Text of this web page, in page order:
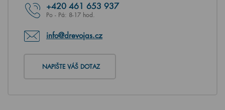
+420 461 653 937
Po - Pá: 8-17 hod.
info@drevojas.cz
NAPIŠTE VÁŠ DOTAZ